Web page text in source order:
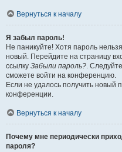
Вернуться к началу
Я забыл пароль!
Не паникуйте! Хотя пароль
новый. Перейдите на страницу
ссылку Забыли пароль? .
сможете войти на конференцию.
Если не удалось получить новый
конференции.
Вернуться к началу
Почему мне периодически
пароля?